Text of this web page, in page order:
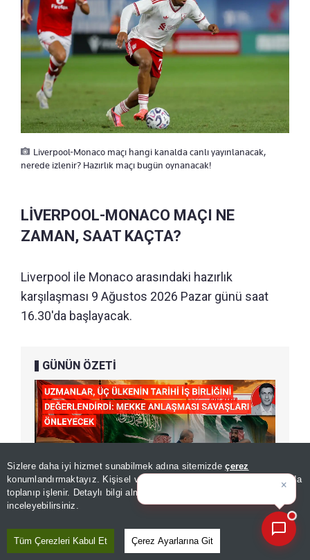
Sizlere daha iyi hizmet sunabilmek adına sitemizdeçerez
konumlandırmaktayız. Kişisel verileriniz, KVKK ve GDPR kapsamında
toplanıp işlenir. Detaylı bilgi almak için
inceleyebilirsiniz.
Tüm Çerezleri Kabul Et Çerez Ayarlarına Git
Liverpool-Monaco maçı hangi kanalda canlı yayınlanacak,
nerede izlenir? Hazırlık maçı bugün oynanacak!
LİVERPOOL-MONACO MAÇI NE
ZAMAN, SAAT KAÇTA?
Liverpool ile Monaco arasındaki hazırlık
karşılaşması 9 Ağustos 2026 Pazar günü saat
16.30'da başlayacak.
GÜNÜN ÖZETİ
×
Bugünün öne çıkan manşetleri